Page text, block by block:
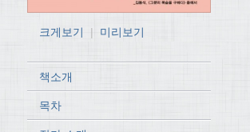
크게보기 | 미리보기
책소개
목차